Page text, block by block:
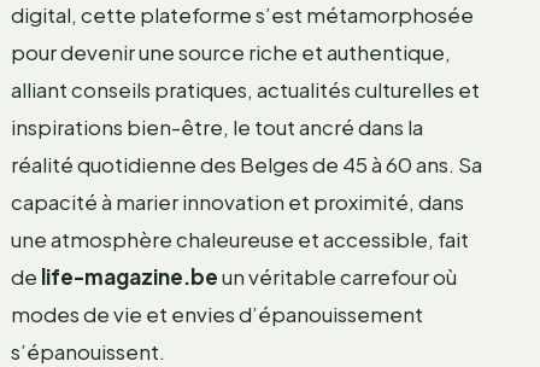
digital, cette plateforme s’est métamorphosée
pour devenir une source riche et authentique,
alliant conseils pratiques, actualités culturelles et
inspirations bien-être, le tout ancré dans la
réalité quotidienne des Belges de 45 à 60 ans. Sa
capacité à marier innovation et proximité, dans
une atmosphère chaleureuse et accessible, fait
de life-magazine.beun véritable carrefour où
modes de vie et envies d’épanouissement
s’épanouissent.